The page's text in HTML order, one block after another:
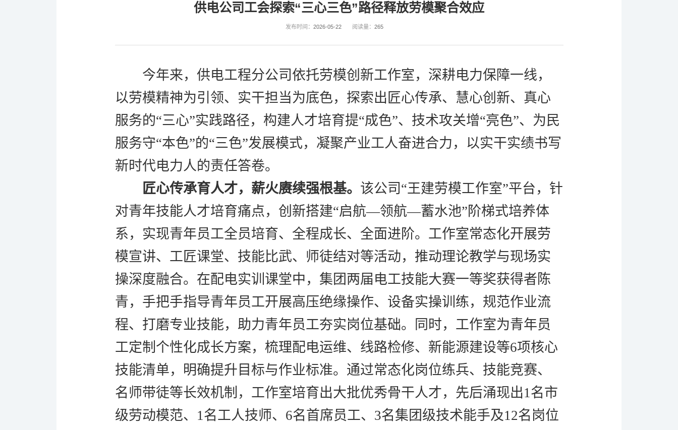
供电公司工会探索“三心三色”路径释放劳模聚合效应
发布时间： 2026-05-22 阅读量： 265
今年来，供电工程分公司 依托劳模创新工作室，深耕电力保障一线，
以劳模精神为引领、实干担当为底色，探索出匠心传承、慧心创新、真心
服务的“三心”实践路径，构建人才培育提“成色”、技术攻关增“亮色”、为民
服务守“本色”的“三色”发展模式，凝聚产业工人奋进合力，以实干实绩书写
新时代电力人的责任答卷。
匠心传承育人才，薪火赓续强根基。 该公司 “王建劳模工作室”平台，针
对青年技能人才培育痛点，创新搭建“启航—领航—蓄水池”阶梯式培养体
系，实现青年员工全员培育、全程成长、全面进阶。工作室常态化开展劳
模宣讲、工匠课堂、技能比武、师徒结对等活动，推动理论教学与现场实
操深度融合。在配电实训课堂中，集团两届电工技能大赛一等奖获得者陈
青，手把手指导青年员工开展高压绝缘操作、设备实操训练，规范作业流
程、打磨专业技能，助力青年员工夯实岗位基础。同时，工作室为青年员
工定制个性化成长方案，梳理配电运维、线路检修、新能源建设等6项核心
技能清单，明确提升目标与作业标准。通过常态化岗位练兵、技能竞赛、
名师带徒等长效机制，工作室培育出大批优秀骨干人才，先后涌现出1名市
级劳动模范、1名工人技师、6名首席员工、3名集团级技术能手及12名岗位